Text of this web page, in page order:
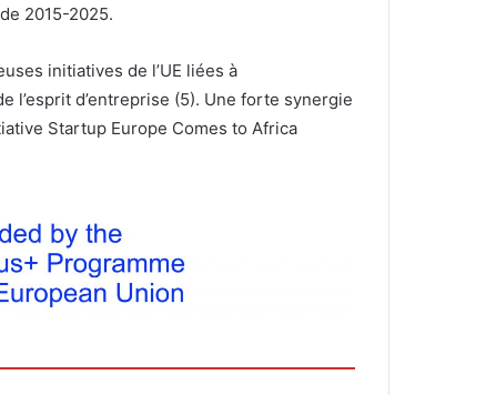
2015-2025.
initiatives de l’UE liées à
l’esprit d’entreprise (5). Une forte synergie
Startup Europe Comes to Africa